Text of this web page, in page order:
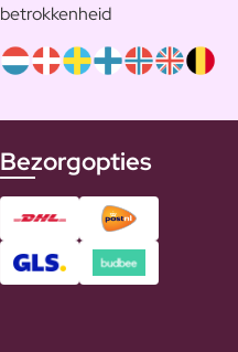
betrokkenheid
Bezorgopties